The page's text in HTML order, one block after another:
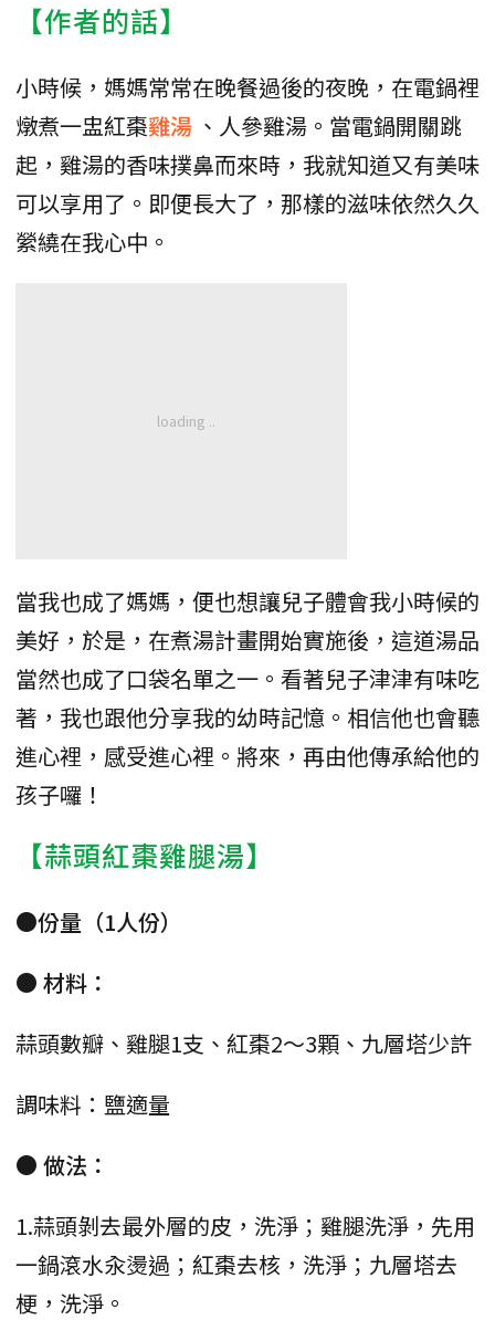
【作者的話】
小時候，媽媽常常在晚餐過後的夜晚，在電鍋裡
燉煮一盅紅棗雞湯 、人參雞湯。當電鍋開關跳
起，雞湯的香味撲鼻而來時，我就知道又有美味
可以享用了。即便長大了，那樣的滋味依然久久
縈繞在我心中。
當我也成了媽媽，便也想讓兒子體會我小時候的
美好，於是，在煮湯計畫開始實施後，這道湯品
當然也成了口袋名單之一。看著兒子津津有味吃
著，我也跟他分享我的幼時記憶。相信他也會聽
進心裡，感受進心裡。將來，再由他傳承給他的
孩子囉！
【蒜頭紅棗雞腿湯】
●份量（1人份）
● 材料：
蒜頭數瓣、雞腿1支、紅棗2～3顆、九層塔少許
調味料：鹽適量
● 做法：
1.蒜頭剝去最外層的皮，洗淨；雞腿洗淨，先用
一鍋滾水汆燙過；紅棗去核，洗淨；九層塔去
梗，洗淨。